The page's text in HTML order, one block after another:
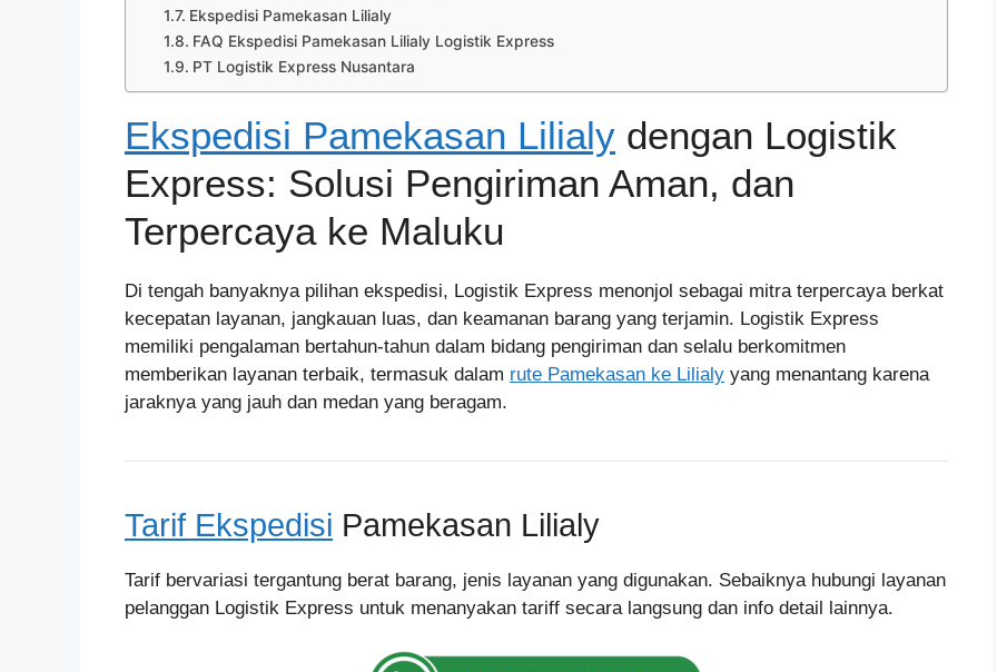
Ekspedisi Pamekasan Lilialy
FAQ Ekspedisi Pamekasan Lilialy Logistik Express
PT Logistik Express Nusantara
Ekspedisi Pamekasan Lilialy dengan Logistik
Express: Solusi Pengiriman Aman, dan
Terpercaya ke Maluku
Di tengah banyaknya pilihan ekspedisi, Logistik Express menonjol sebagai mitra terpercaya berkat
kecepatan layanan, jangkauan luas, dan keamanan barang yang terjamin. Logistik Express
memiliki pengalaman bertahun-tahun dalam bidang pengiriman dan selalu berkomitmen
memberikan layanan terbaik, termasuk dalam rute Pamekasan ke Lilialy yang menantang karena
jaraknya yang jauh dan medan yang beragam.
Tarif Ekspedisi Pamekasan Lilialy
Tarif bervariasi tergantung berat barang, jenis layanan yang digunakan. Sebaiknya hubungi layanan
pelanggan Logistik Express untuk menanyakan tariff secara langsung dan info detail lainnya.